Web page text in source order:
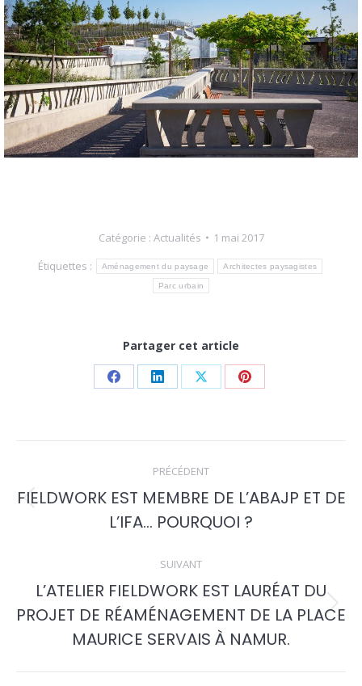
Catégorie : Actualités
1 mai 2017
Étiquettes :
Aménagement du paysage Architectes paysagistes
Parc urbain
Partager cet article
Partager
Facebook
Partager
LinkedIn
Partager
X
Partager
Pinterest
PRÉCÉDENT
Article
précédent
FIELDWORK EST MEMBRE DE L’ABAJP ET DE
L’IFA… POURQUOI ?
SUIVANT
Article
suivant
L’ATELIER FIELDWORK EST LAURÉAT DU
PROJET DE RÉAMÉNAGEMENT DE LA PLACE
MAURICE SERVAIS À NAMUR.